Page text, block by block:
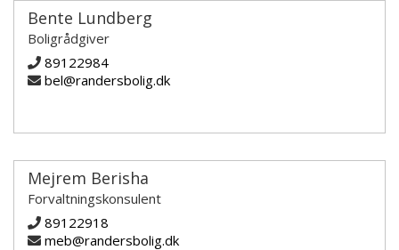
Bente Lundberg
Boligrådgiver
89122984
bel@randersbolig.dk
Mejrem Berisha
Forvaltningskonsulent
89122918
meb@randersbolig.dk